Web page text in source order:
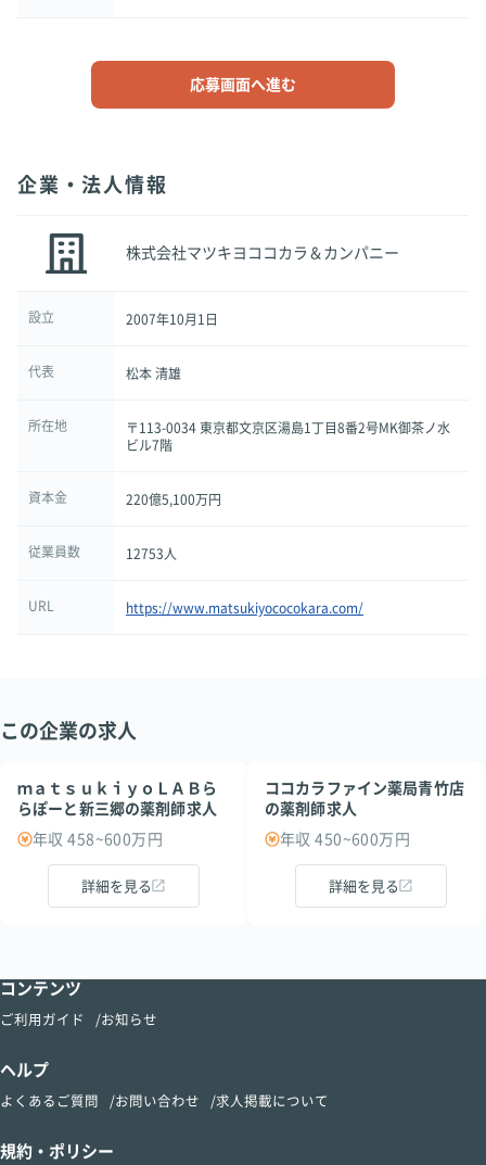
応募画面へ進む
企業・法人情報
株式会社マツキヨココカラ＆カンパニー
設立 2007年10月1日
代表 松本 清雄
所在地
〒113-0034 東京都文京区湯島1丁目8番2号MK御茶ノ水
ビル7階
資本金 220億5,100万円
従業員数 12753人
URL https://www.matsukiyococokara.com/
この企業の求人
ｍａｔｓｕｋｉｙｏＬＡＢら
らぽーと新三郷の薬剤師求人
年収 458~600万円
詳細を見る
ココカラファイン薬局青竹店
の薬剤師求人
年収 450~600万円
詳細を見る
コンテンツ
ご利用ガイド お知らせ
ヘルプ
よくあるご質問 お問い合わせ 求人掲載について
規約・ポリシー